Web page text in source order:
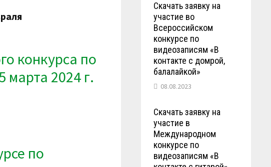
конкурса по
марта 2024 г.
по
Скачать заявку на
участие во
Всероссийском
конкурсе по
видеозаписям «В
контакте с домрой,
балалайкой»
08.08.2023
Скачать заявку на
участие в
Международном
конкурсе по
видеозаписям «В